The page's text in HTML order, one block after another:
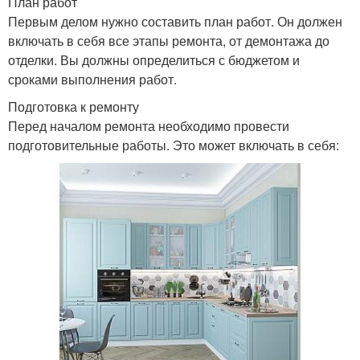
Первым делом нужно составить план работ. Он должен
включать в себя все этапы ремонта, от демонтажа до
отделки. Вы должны определиться с бюджетом и
сроками выполнения работ.
Подготовка к ремонту
Перед началом ремонта необходимо провести
подготовительные работы. Это может включать в себя: